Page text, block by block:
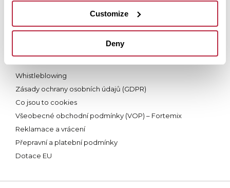
Customize
Deny
Dokumenty
Povinné dokumenty
Whistleblowing
Zásady ochrany osobních údajů (GDPR)
Co jsou to cookies
Všeobecné obchodní podmínky (VOP) – Fortemix
Reklamace a vrácení
Přepravní a platební podmínky
Dotace EU